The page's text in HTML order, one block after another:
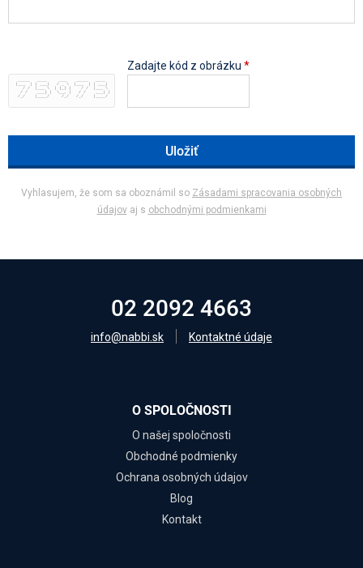
|___  | | ___|   / _ \  |___  | | ___|
    / /  |___ \  | (_) |    / /  |___ \
   / /    ___) |  \__, |   / /    ___) |
  /_/    |____/     /_/   /_/    |____/
Zadajte kód z obrázku *
Vyhlasujem, že som sa oboznámil so Zásadami spracovania osobných
údajovaj s obchodnými podmienkami
02 2092 4663
info@nabbi.sk Kontaktné údaje
O SPOLOČNOSTI
O našej spoločnosti
Obchodné podmienky
Ochrana osobných údajov
Blog
Kontakt